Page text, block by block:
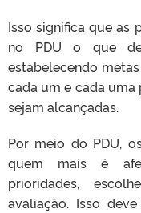
Isso significa que as
no PDU o que
estabelecendo
cada um e cada uma
sejam alcançadas.
Por meio do PDU,
quem mais é
prioridades,
avaliação. Isso